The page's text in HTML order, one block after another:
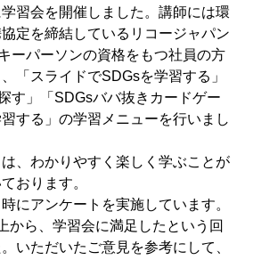
習会を開催しました。講師には環
定を締結しているリコージャパン
ーパーソンの資格をもつ社員の方
「スライドでSDGsを学習する」
す」「SDGsババ抜きカードゲー
する」の学習メニューを行いまし
、わかりやすく楽しく学ぶことが
おります。
にアンケートを実施しています。
から、学習会に満足したという回
いただいたご意見を参考にして、